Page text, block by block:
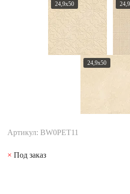
24,9x50
24,9x50
Артикул: BW0PET11
× Под заказ